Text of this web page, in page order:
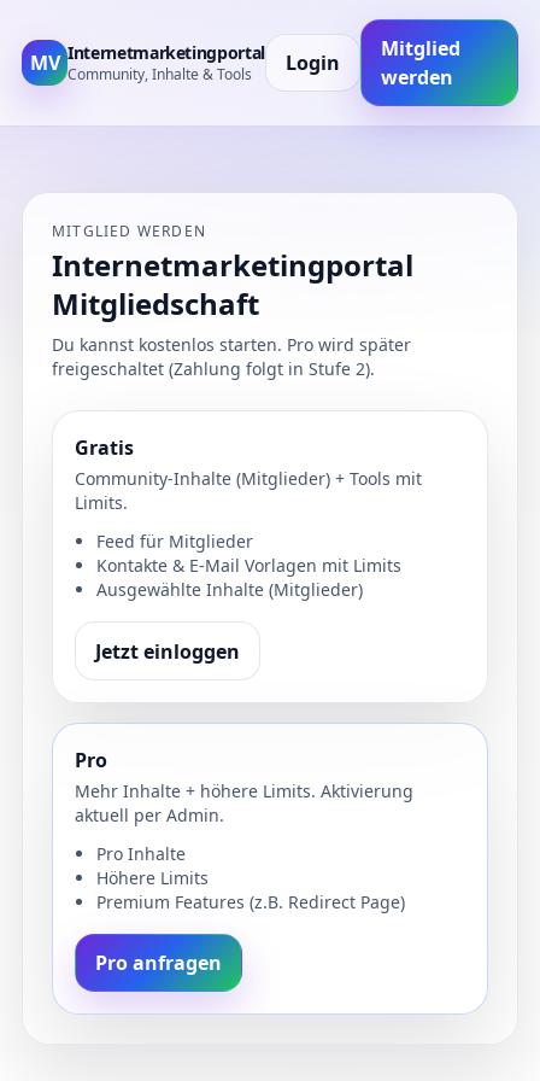
MV Internetmarketingportal
Community, Inhalte & Tools Login
Mitglied
werden
MITGLIED WERDEN
Internetmarketingportal
Mitgliedschaft
Du kannst kostenlos starten. Pro wird später
freigeschaltet (Zahlung folgt in Stufe 2).
Gratis
Community‑Inhalte (Mitglieder) + Tools mit
Limits.
Feed für Mitglieder
Kontakte & E-Mail Vorlagen mit Limits
Ausgewählte Inhalte (Mitglieder)
Jetzt einloggen
Pro
Mehr Inhalte + höhere Limits. Aktivierung
aktuell per Admin.
Pro Inhalte
Höhere Limits
Premium Features (z.B. Redirect Page)
Pro anfragen